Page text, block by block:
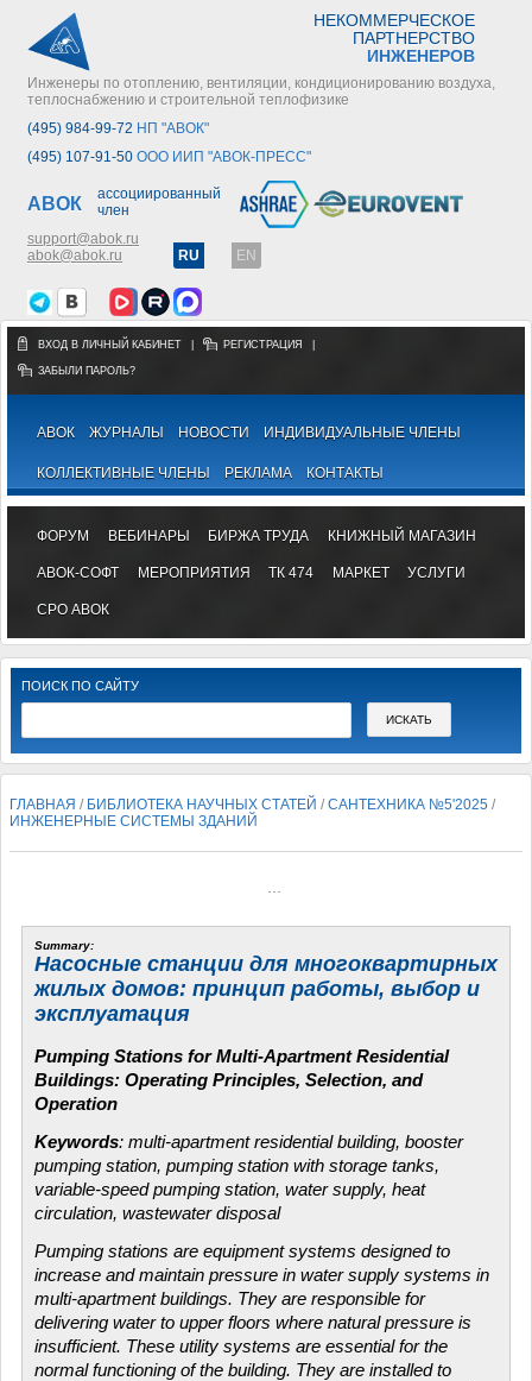
НЕКОММЕРЧЕСКОЕ
ПАРТНЕРСТВО
ИНЖЕНЕРОВ
Инженеры по отоплению, вентиляции, кондиционированию воздуха,
теплоснабжению и строительной теплофизике
(495) 984-99-72 НП "АВОК"
(495) 107-91-50 ООО ИИП "АВОК-ПРЕСС"
АВОК
ассоциированный
член
support@abok.ru
abok@abok.ru
RU EN
ВХОД В ЛИЧНЫЙ КАБИНЕТ РЕГИСТРАЦИЯ
ЗАБЫЛИ ПАРОЛЬ?
АВОК ЖУРНАЛЫ НОВОСТИ ИНДИВИДУАЛЬНЫЕ ЧЛЕНЫ
КОЛЛЕКТИВНЫЕ ЧЛЕНЫ РЕКЛАМА КОНТАКТЫ
ФОРУМ ВЕБИНАРЫ БИРЖА ТРУДА КНИЖНЫЙ МАГАЗИН
АВОК-СОФТ МЕРОПРИЯТИЯ ТК 474 МАРКЕТ УСЛУГИ
СРО АВОК
ПОИСК ПО САЙТУ
ГЛАВНАЯ / БИБЛИОТЕКА НАУЧНЫХ СТАТЕЙ /САНТЕХНИКА №5'2025 /
ИНЖЕНЕРНЫЕ СИСТЕМЫ ЗДАНИЙ
Summary:
Насосные станции для многоквартирных
жилых домов: принцип работы, выбор и
эксплуатация
Pumping Stations for Multi-Apartment Residential
Buildings: Operating Principles, Selection, and
Operation
Keywords: multi-apartment residential building, booster
pumping station, pumping station with storage tanks,
variable-speed pumping station, water supply, heat
circulation, wastewater disposal
Pumping stations are equipment systems designed to
increase and maintain pressure in water supply systems in
multi-apartment buildings. They are responsible for
delivering water to upper floors where natural pressure is
insufficient. These utility systems are essential for the
normal functioning of the building. They are installed to